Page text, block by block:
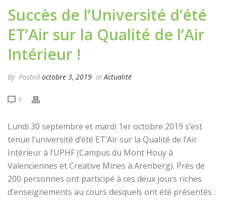
Succès de l’Université d’été
ET’Air sur la Qualité de l’Air
Intérieur !
By Posted octobre 3, 2019 InActualité
0
Lundi 30 septembre et mardi 1er octobre 2019 s’est
tenue l’université d’été ET’Air sur la Qualité de l’Air
Intérieur à l’UPHF (Campus du Mont Houy à
Valenciennes et Creative Mines à Arenberg). Près de
200 personnes ont participé à ces deux jours riches
d’enseignements au cours desquels ont été présentés :